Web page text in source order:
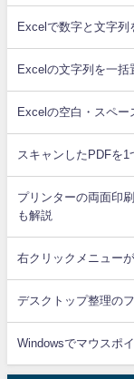
Excelで数字と文字列
Excelの文字列を一
Excelの空白・スペー
スキャンしたPDFを
プリンターの両面印
も解説
右クリックメニュー
デスクトップ整理の
Windowsでマウスポ